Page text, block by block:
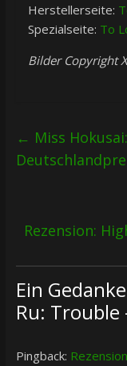
Herstellerseite:
Spezialseite: To
Bilder Copyright
← Miss
Rezension:
Ein
Ru: Trouble
Pingback: